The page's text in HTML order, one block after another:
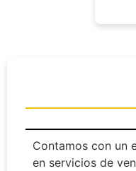
Contamos con un
en servicios de